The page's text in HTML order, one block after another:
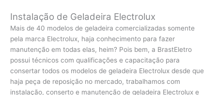
Instalação de Geladeira Electrolux
Mais de 40 modelos de geladeira comercializadas somente
pela marca Electrolux, haja conhecimento para fazer
manutenção em todas elas, heim? Pois bem, a BrastEletro
possui técnicos com qualificações e capacitação para
consertar todos os modelos de geladeira Electrolux desde que
haja peça de reposição no mercado, trabalhamos com
instalação, conserto e manutenção de geladeira Electrolux e